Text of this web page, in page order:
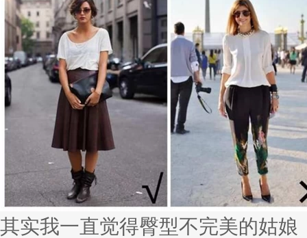
其实我一直觉得臀型不完美的姑